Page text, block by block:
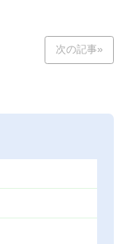
次の記事»